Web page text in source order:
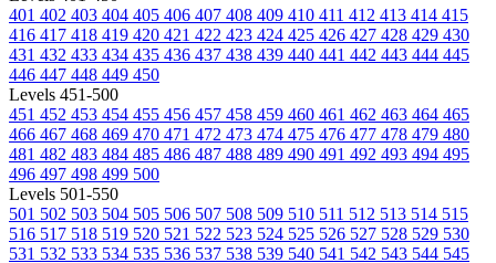
401 402 403 404 405 406 407 408 409 410 411 412 413 414 415
416 417 418 419 420 421 422 423 424 425 426 427 428 429 430
431 432 433 434 435 436 437 438 439 440 441 442 443 444 445
446 447 448 449 450
Levels 451-500
451 452 453 454 455 456 457 458 459 460 461 462 463 464 465
466 467 468 469 470 471 472 473 474 475 476 477 478 479 480
481 482 483 484 485 486 487 488 489 490 491 492 493 494 495
496 497 498 499 500
Levels 501-550
501 502 503 504 505 506 507 508 509 510 511 512 513 514 515
516 517 518 519 520 521 522 523 524 525 526 527 528 529 530
531 532 533 534 535 536 537 538 539 540 541 542 543 544 545